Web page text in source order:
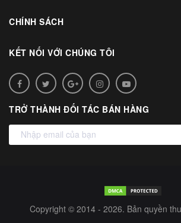
CHÍNH SÁCH
KẾT NỐI VỚI CHÚNG TÔI
TRỞ THÀNH ĐỐI TÁC BÁN HÀNG
Copyright © 2014 - 2026. Bản quyền